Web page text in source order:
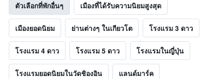
ตัวเลือกที่พักอื่นๆ เมืองที่ได้รับความนิยมสูงสุด
เมืองยอดนิยม ย่านต่างๆ ในเกียวโต โรงแรม 3 ดาว
โรงแรม 4 ดาว โรงแรม 5 ดาว โรงแรมในญี่ปุ่น
โรงแรมยอดนิยมในวัดชิองอิน แลนด์มาร์ค